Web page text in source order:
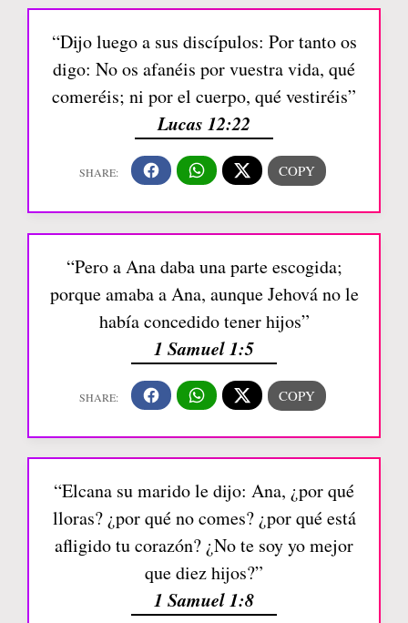
“Dijo luego a sus discípulos: Por tanto os
digo: No os afanéis por vuestra vida, qué
comeréis; ni por el cuerpo, qué vestiréis”
Lucas 12:22
“Pero a Ana daba una parte escogida;
porque amaba a Ana, aunque Jehová no le
había concedido tener hijos”
1 Samuel 1:5
“Elcana su marido le dijo: Ana, ¿por qué
lloras? ¿por qué no comes? ¿por qué está
afligido tu corazón? ¿No te soy yo mejor
que diez hijos?”
1 Samuel 1:8